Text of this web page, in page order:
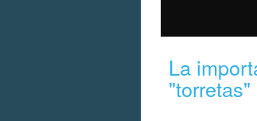
La
"torretas"